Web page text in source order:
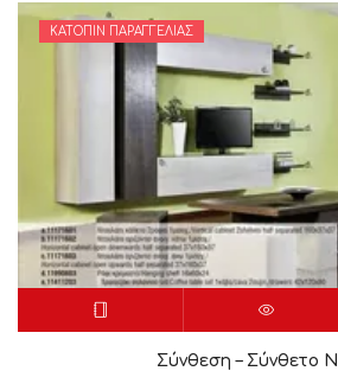
ΚΑΤΌΠΙΝ ΠΑΡΑΓΓΕΛΊΑΣ
Σύνθεση – Σύνθετο